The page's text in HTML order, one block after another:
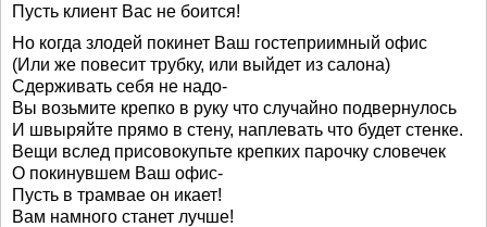
Пусть клиент Вас не боится!
Но когда злодей покинет Ваш гостеприимный офис
(Или же повесит трубку, или выйдет из салона)
Сдерживать себя не надо-
Вы возьмите крепко в руку что случайно подвернулось
И швыряйте прямо в стену, наплевать что будет стенке.
Вещи вслед присовокупьте крепких парочку словечек
О покинувшем Ваш офис-
Пусть в трамвае он икает!
Вам намного станет лучше!